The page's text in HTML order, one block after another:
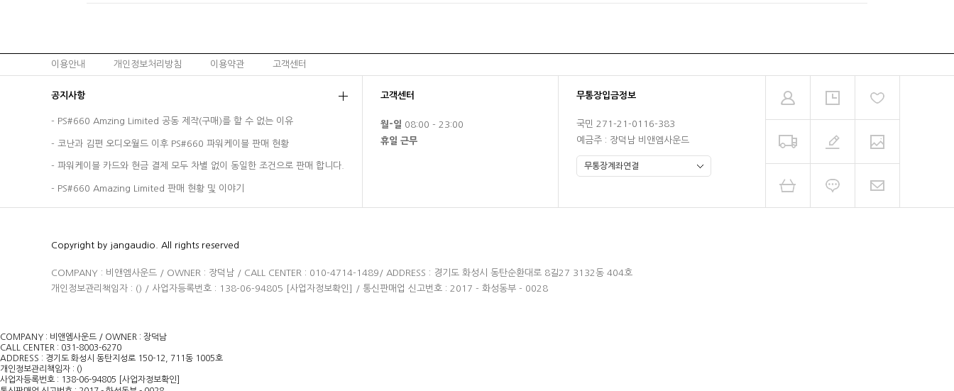
이용안내 개인정보처리방침 이용약관 고객센터
공지사항
- PS#660 Amzing Limited 공동 제작(구매)를 할 수 없는 이유
- 코난과 김편 오디오월드 이후 PS#660 파워케이블 판매 현황
- 파워케이블 카드와 현금 결제 모두 차별 없이 동일한 조건으로 판매 합니다.
- PS#660 Amazing Limited 판매 현황 및 이야기
고객센터
월-일 08:00 - 23:00
휴일 근무
무통장입금정보
국민 271-21-0116-383
예금주 : 장덕남 비앤엠사운드
Copyright by jangaudio. All rights reserved
COMPANY : 비앤엠사운드 / OWNER : 장덕남 / CALL CENTER : 010-4714-1489/ ADDRESS : 경기도 화성시 동탄순환대로 8길27 3132동 404호
개인정보관리책임자 : () / 사업자등록번호 : 138-06-94805 [사업자정보확인] / 통신판매업 신고번호 : 2017 - 화성동부 - 0028
COMPANY : 비앤엠사운드 / OWNER : 장덕남
CALL CENTER : 031-8003-6270
ADDRESS : 경기도 화성시 동탄지성로 150-12, 711동 1005호
개인정보관리책임자 : ()
사업자등록번호 : 138-06-94805
[사업자정보확인]